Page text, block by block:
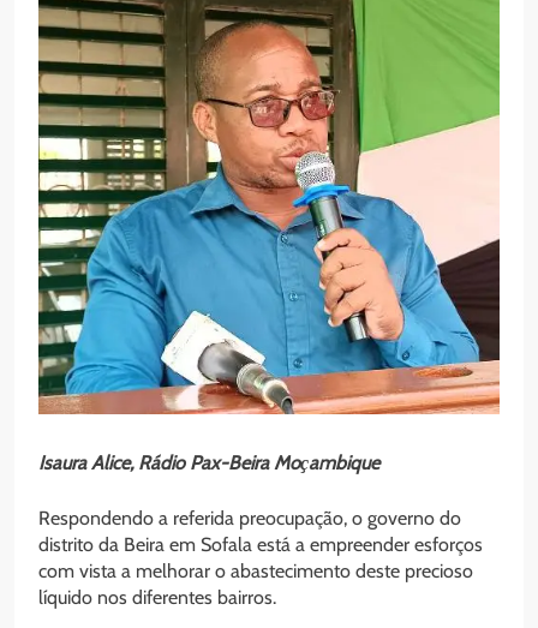
Isaura Alice, Rádio Pax-Beira Moҫambique
Respondendo a referida preocupação, o governo do
distrito da Beira em Sofala está a empreender esforços
com vista a melhorar o abastecimento deste precioso
líquido nos diferentes bairros.